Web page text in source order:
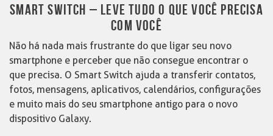
SMART SWITCH – LEVE TUDO O QUE VOCÊ PRECISA
COM VOCÊ
Não há nada mais frustrante do que ligar seu novo
smartphone e perceber que não consegue encontrar o
que precisa. O Smart Switch ajuda a transferir contatos,
fotos, mensagens, aplicativos, calendários, configurações
e muito mais do seu smartphone antigo para o novo
dispositivo Galaxy.